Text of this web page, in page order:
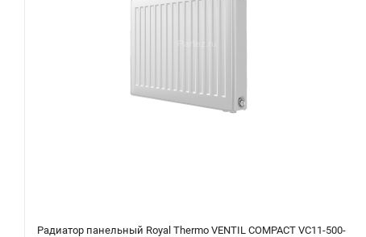
Радиатор панельный Royal Thermo VENTIL COMPACT VC11-500-